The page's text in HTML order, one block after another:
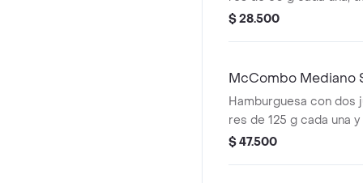
cheddar cremoso,
medianas y bebida
$ 28.500
McCombo Mediano
Hamburguesa con dos
res de 125 g cada una
cremosos.
$ 47.500